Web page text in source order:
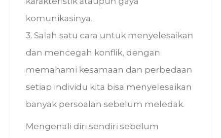
komunikasinya.
3. Salah satu cara untuk menyelesaikan
dan mencegah konflik, dengan
memahami kesamaan dan perbedaan
setiap individu kita bisa menyelesaikan
banyak persoalan sebelum meledak.
Mengenali diri sendiri sebelum